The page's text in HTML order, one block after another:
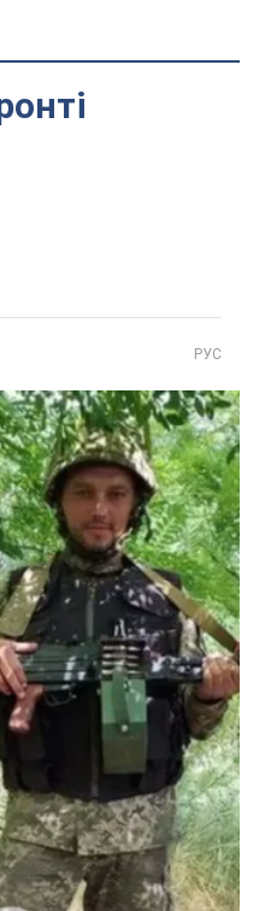
РУС